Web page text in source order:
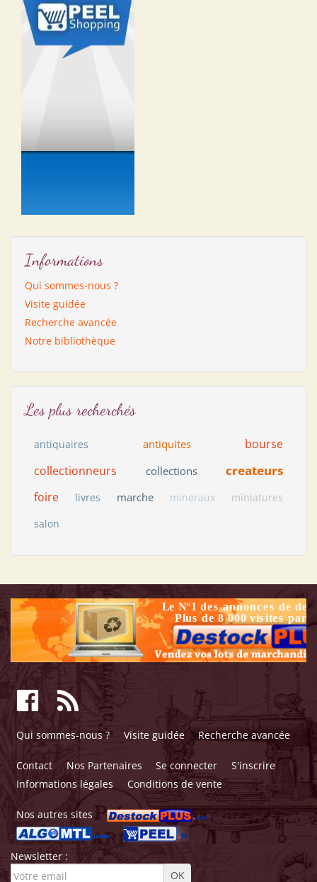
Informations
Qui sommes-nous ?
Visite guidée
Recherche avancée
Notre bibliothèque
Les plus recherchés
antiquaires antiquites
bourse
collectionneurs
collections createurs
foire livres marche mineraux
miniatures
salon
Qui sommes-nous ? Visite guidée Recherche avancée
Contact Nos Partenaires Se connecter
S'inscrire
Informations légales
Conditions de vente
Nos autres sites
Newsletter :